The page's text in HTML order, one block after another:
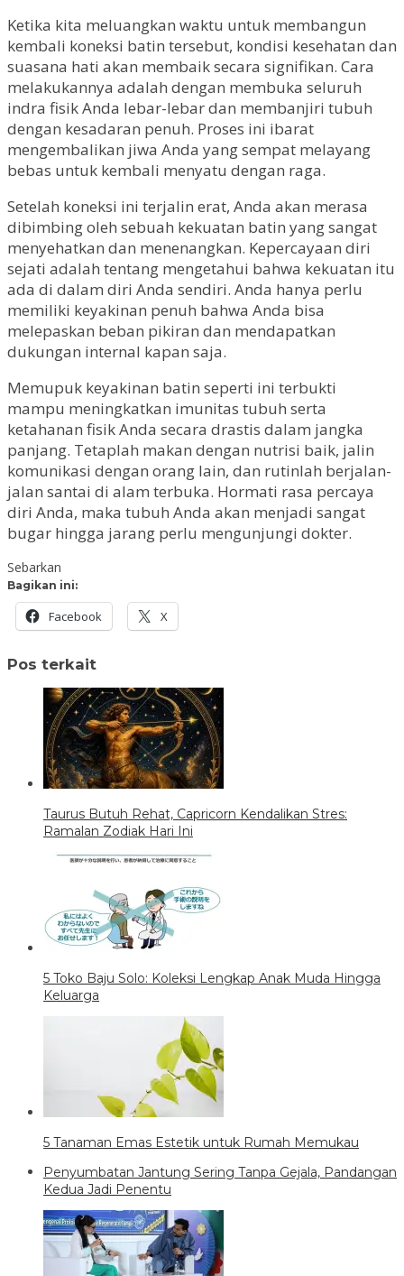
Ketika kita meluangkan waktu untuk membangun
kembali koneksi batin tersebut, kondisi kesehatan dan
suasana hati akan membaik secara signifikan. Cara
melakukannya adalah dengan membuka seluruh
indra fisik Anda lebar-lebar dan membanjiri tubuh
dengan kesadaran penuh. Proses ini ibarat
mengembalikan jiwa Anda yang sempat melayang
bebas untuk kembali menyatu dengan raga.
Setelah koneksi ini terjalin erat, Anda akan merasa
dibimbing oleh sebuah kekuatan batin yang sangat
menyehatkan dan menenangkan. Kepercayaan diri
sejati adalah tentang mengetahui bahwa kekuatan itu
ada di dalam diri Anda sendiri. Anda hanya perlu
memiliki keyakinan penuh bahwa Anda bisa
melepaskan beban pikiran dan mendapatkan
dukungan internal kapan saja.
Memupuk keyakinan batin seperti ini terbukti
mampu meningkatkan imunitas tubuh serta
ketahanan fisik Anda secara drastis dalam jangka
panjang. Tetaplah makan dengan nutrisi baik, jalin
komunikasi dengan orang lain, dan rutinlah berjalan-
jalan santai di alam terbuka. Hormati rasa percaya
diri Anda, maka tubuh Anda akan menjadi sangat
bugar hingga jarang perlu mengunjungi dokter.
Sebarkan
Bagikan ini:
Facebook X
Pos terkait
Taurus Butuh Rehat, Capricorn Kendalikan Stres:
Ramalan Zodiak Hari Ini
5 Toko Baju Solo: Koleksi Lengkap Anak Muda Hingga
Keluarga
5 Tanaman Emas Estetik untuk Rumah Memukau
Penyumbatan Jantung Sering Tanpa Gejala, Pandangan
Kedua Jadi Penentu